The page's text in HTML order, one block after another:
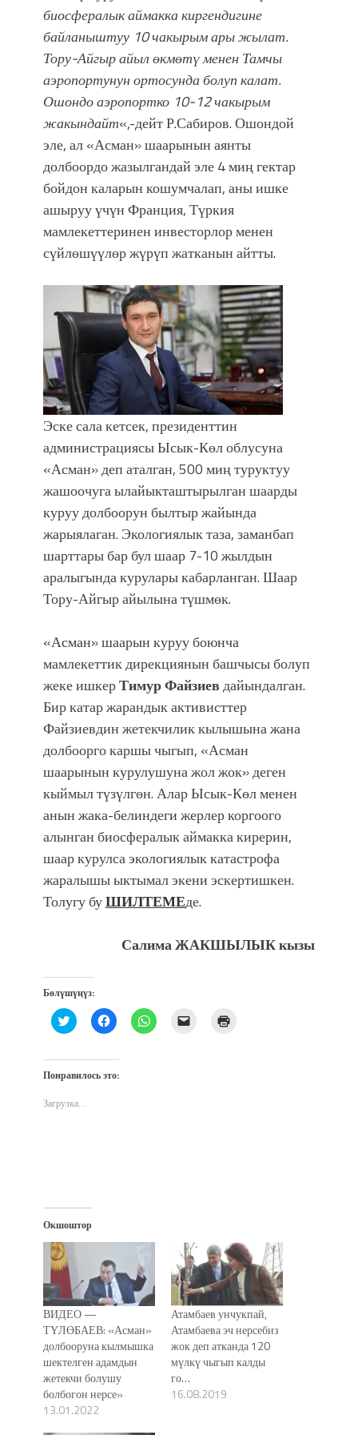
болмок”
биосфералык аймакка киргендигине
байланыштуу 10 чакырым ары жылат.
Тору-Айгыр айыл өкмөтү менен Тамчы
аэропортунун ортосунда болуп калат.
Ошондо аэропортко 10-12 чакырым
жакындайт«,-дейт Р.Сабиров. Ошондой
эле, ал «Асман» шаарынын аянты
долбоордо жазылгандай эле 4 миң гектар
бойдон каларын кошумчалап, аны ишке
ашыруу үчүн Франция, Түркия
мамлекеттеринен инвесторлор менен
сүйлөшүүлөр жүрүп жатканын айтты.
Эске сала кетсек, президенттин
администрациясы Ысык-Көл облусуна
«Асман» деп аталган, 500 миң туруктуу
жашоочуга ылайыкташтырылган шаарды
куруу долбоорун былтыр жайында
жарыялаган. Экологиялык таза, заманбап
шарттары бар бул шаар 7-10 жылдын
аралыгында курулары кабарланган. Шаар
Тору-Айгыр айылына түшмөк.
«Асман» шаарын куруу боюнча
мамлекеттик дирекциянын башчысы болуп
жеке ишкерТимур Файзиевдайындалган.
Бир катар жарандык активисттер
Файзиевдин жетекчилик кылышына жана
долбоорго каршы чыгып, «Асман
шаарынын курулушуна жол жок» деген
кыймыл түзүлгөн. Алар Ысык-Көл менен
анын жака-белиндеги жерлер коргоого
алынган биосфералык аймакка кирерин,
шаар курулса экологиялык катастрофа
жаралышы ыктымал экени эскертишкен.
Толугу буШИЛТЕМЕде.
Салима ЖАКШЫЛЫК кызы
Бөлүшүңүз:
Нажмите,
чтобы
Twitter
(Открывается
в
окне)
Нажмите,
чтобы
Facebook
(Открывается
в
Нажмите,
чтобы
Послать
ссылку
Понравилось это:
Загрузка...
Окшоштор
ВИДЕО —
ТҮЛӨБАЕВ: «Асман»
долбооруна кылмышка
шектелген адамдын
жетекчи болушу
болбогон нерсе»
13.01.2022
Атамбаев унчукпай,
Атамбаева эч нерсебиз
жок деп атканда 120
мүлкү чыгып калды
го…
16.08.2019